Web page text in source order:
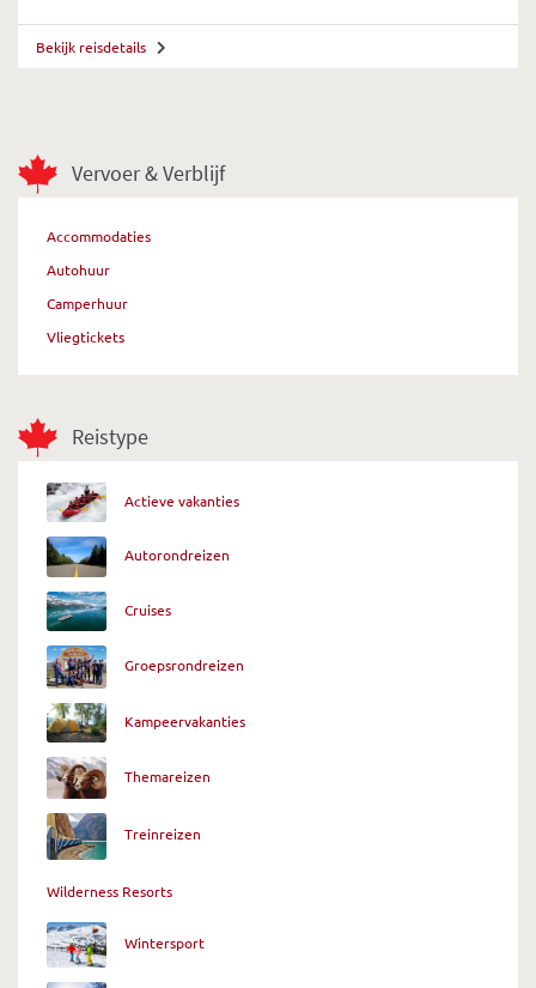
Vervoer & Verblijf
Accommodaties
Autohuur
Camperhuur
Vliegtickets
Reistype
Actieve vakanties
Autorondreizen
Cruises
Groepsrondreizen
Kampeervakanties
Themareizen
Treinreizen
Wilderness Resorts
Wintersport
Bekijk reisdetails